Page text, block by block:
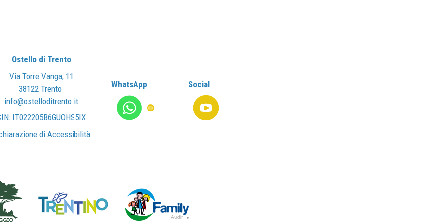
Ostello di Trento
Via Torre Vanga, 11
38122 Trento
info@ostelloditrento.it
IT022205B6GUOHS5IX
di Accessibilità
WhatsApp Social